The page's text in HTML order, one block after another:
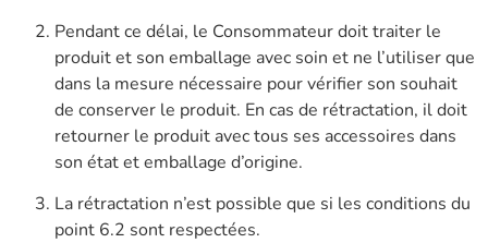
Pendant ce délai, le Consommateur doit traiter le
produit et son emballage avec soin et ne l’utiliser que
dans la mesure nécessaire pour vérifier son souhait
de conserver le produit. En cas de rétractation, il doit
retourner le produit avec tous ses accessoires dans
son état et emballage d’origine.
La rétractation n’est possible que si les conditions du
point 6.2 sont respectées.